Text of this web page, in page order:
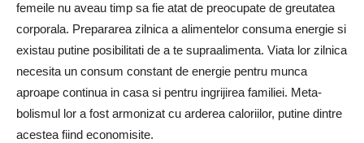
femeile nu aveau timp sa fie atat de preocupate de greutatea
corporala. Prepararea zilnica a alimentelor con­suma energie si
existau putine posibilitati de a te supraalimenta. Viata lor zilnica
necesita un con­sum constant de energie pentru munca
aproape continua in casa si pentru ingrijirea familiei. Meta­
bolismul lor a fost armonizat cu arderea caloriilor, putine dintre
acestea fiind economisite.